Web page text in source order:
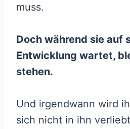
muss.
Doch während sie auf
Entwicklung wartet,
stehen.
Und irgendwann wird
sich nicht in ihn